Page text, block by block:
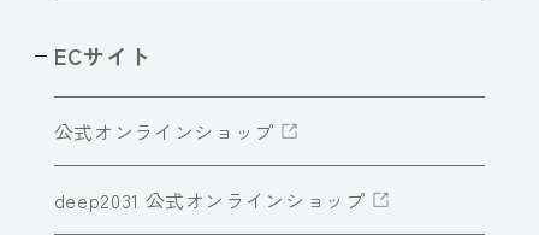
ECサイト
公式オンラインショップ
deep2031 公式オンラインショップ